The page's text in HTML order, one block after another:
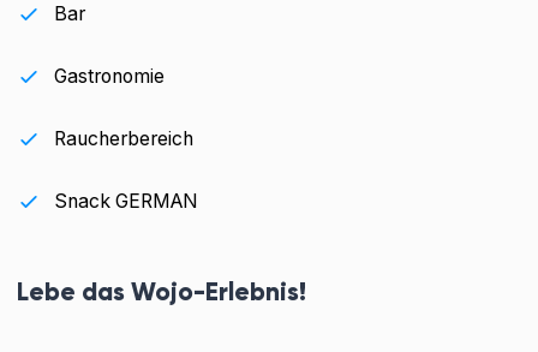
Bar
Gastronomie
Raucherbereich
Snack GERMAN
Lebe das Wojo-Erlebnis!